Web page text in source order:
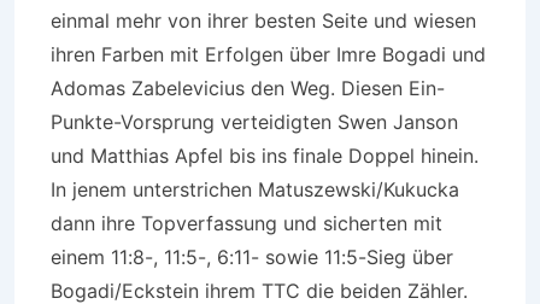
einmal mehr von ihrer besten Seite und wiesen
ihren Farben mit Erfolgen über Imre Bogadi und
Adomas Zabelevicius den Weg. Diesen Ein-
Punkte-Vorsprung verteidigten Swen Janson
und Matthias Apfel bis ins finale Doppel hinein.
In jenem unterstrichen Matuszewski/Kukucka
dann ihre Topverfassung und sicherten mit
einem 11:8-, 11:5-, 6:11- sowie 11:5-Sieg über
Bogadi/Eckstein ihrem TTC die beiden Zähler.